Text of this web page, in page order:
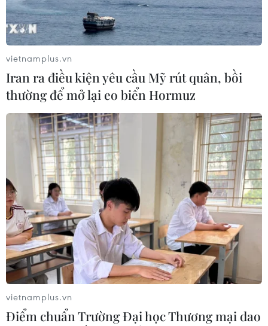
TIN CÙNG CHUYÊN MỤC
Kết luận thanh tra về cơ sở nhà, đất
dôi dư sau sắp xếp tại thành phố Hải
08/08/2026 12:53
vietnamplus.vn
Iran ra điều kiện yêu cầu Mỹ rút quân, bồi
thường để mở lại eo biển Hormuz
vietnamplus.vn
Điểm chuẩn Trường Đại học Thương mại dao